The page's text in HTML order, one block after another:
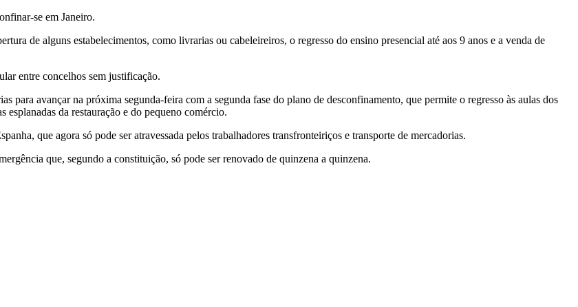
se em Janeiro.
de alguns estabelecimentos, como livrarias ou cabeleireiros, o regresso do ensino presencial até aos 9 anos e a venda de
entre concelhos sem justificação.
para avançar na próxima segunda-feira com a segunda fase do plano de desconfinamento, que permite o regresso às aulas dos
esplanadas da restauração e do pequeno comércio.
que agora só pode ser atravessada pelos trabalhadores transfronteiriços e transporte de mercadorias.
que, segundo a constituição, só pode ser renovado de quinzena a quinzena.